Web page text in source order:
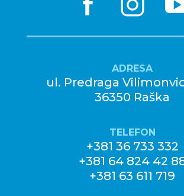
ADRESA
ul. Predraga
36350 Raška
TELEFON
+381 36 733 332
+381 64 824 42
+381 63 611 719